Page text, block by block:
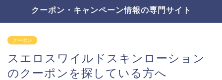
クーポン・キャンペーン情報の専門サイト
クーポン
スエロスワイルドスキンローション
のクーポンを探している方へ